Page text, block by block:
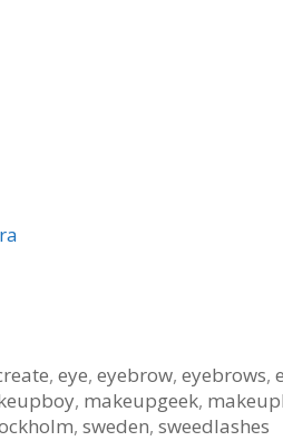
, eye, eyebrow, eyebrows,
, makeupgeek,
, sweden, sweedlashes